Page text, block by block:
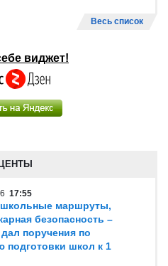
Весь список
виджет!
17:55
школьные маршруты,
безопасность –
поручения по
подготовки школ к 1